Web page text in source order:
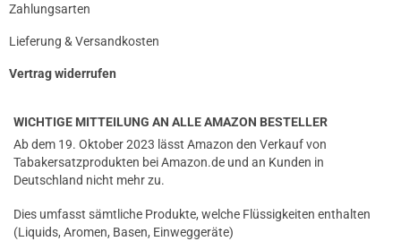
Zahlungsarten
Lieferung & Versandkosten
Vertrag widerrufen
WICHTIGE MITTEILUNG AN ALLE AMAZON BESTELLER
Ab dem 19. Oktober 2023 lässt Amazon den Verkauf von
Tabakersatzprodukten bei Amazon.de und an Kunden in
Deutschland nicht mehr zu.
Dies umfasst sämtliche Produkte, welche Flüssigkeiten enthalten
(Liquids, Aromen, Basen, Einweggeräte)